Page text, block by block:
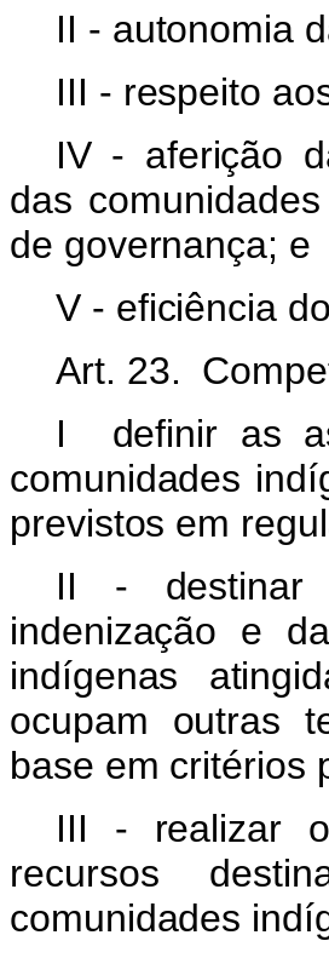
II - autonomia
III - respeito
IV - aferição
das
de governança; e
V - eficiência
Art. 23.
I definir as
comunidades
previstos em
II - destinar
indenização e
indígenas
ocupam outras
base em critérios
III - realizar
recursos
comunidades